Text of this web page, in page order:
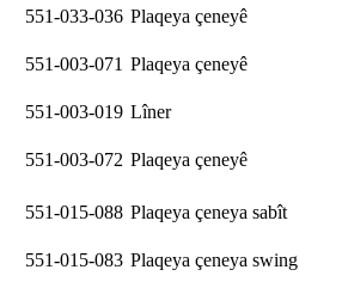
551-033-036 Plaqeya çeneyê
551-003-071 Plaqeya çeneyê
551-003-019 Lîner
551-003-072 Plaqeya çeneyê
551-015-088 Plaqeya çeneya sabît
551-015-083 Plaqeya çeneya swing